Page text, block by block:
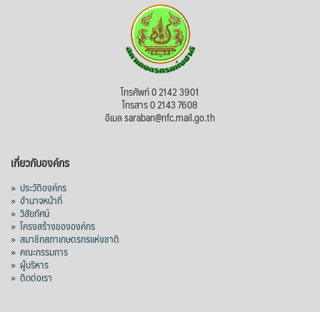
โทรศัพท์ 0 2142 3901
โทรสาร 0 2143 7608
อีเมล saraban@nfc.mail.go.th
เกี่ยวกับองค์กร
» ประวัติองค์กร
» อำนาจหน้าที่
» วิสัยทัศน์
» โครงสร้างขององค์กร
» สมาชิกสภาเกษตรกรแห่งชาติ
» คณะกรรมการ
» ผู้บริหาร
» ติดต่อเรา